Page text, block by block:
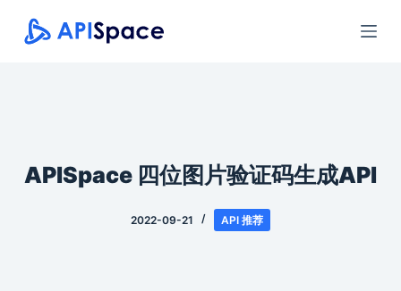
跳
过
APISpace 四位图片验证码生成API
2022-09-21 API 推荐